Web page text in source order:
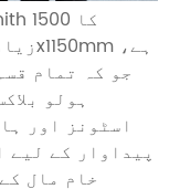
جو کہ تمام
ہولو
اسٹونز اور
پیداوار کے لیے